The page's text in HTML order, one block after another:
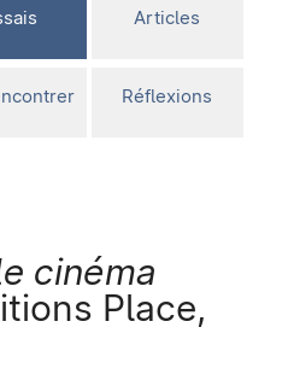
Articles
Réflexions
cinéma
Place,